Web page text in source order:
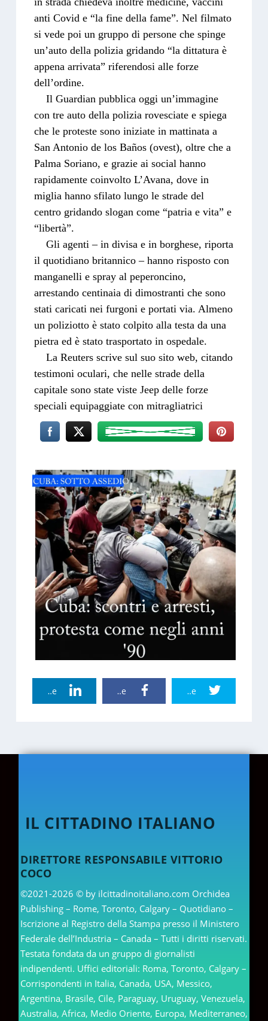
anti Covid e “la fine della fame”. Nel filmato
si vede poi un gruppo di persone che spinge
un’auto della polizia gridando “la dittatura è
appena arrivata” riferendosi alle forze
dell’ordine.
Il Guardian pubblica oggi un’immagine
con tre auto della polizia rovesciate e spiega
che le proteste sono iniziate in mattinata a
San Antonio de los Baños (ovest), oltre che a
Palma Soriano, e grazie ai social hanno
rapidamente coinvolto L’Avana, dove in
miglia hanno sfilato lungo le strade del
centro gridando slogan come “patria e vita” e
“libertà”.
Gli agenti – in divisa e in borghese, riporta
il quotidiano britannico – hanno risposto con
manganelli e spray al peperoncino,
arrestando centinaia di dimostranti che sono
stati caricati nei furgoni e portati via. Almeno
un poliziotto è stato colpito alla testa da una
pietra ed è stato trasportato in ospedale.
La Reuters scrive sul suo sito web, citando
testimoni oculari, che nelle strade della
capitale sono state viste Jeep delle forze
speciali equipaggiate con mitragliatrici
Twitter Share
Facebook Share
Linkedin Share
IL CITTADINO ITALIANO
DIRETTORE RESPONSABILE VITTORIO
COCO
©2021-2026 © by ilcittadinoitaliano.com Orchidea
Publishing – Rome, Toronto, Calgary – Quotidiano –
Iscrizione al Registro della Stampa presso il Ministero
Federale dell’Industria – Canada – Tutti i diritti riservati.
Testata fondata da un gruppo di giornalisti
indipendenti. Uffici editoriali: Roma, Toronto, Calgary –
Corrispondenti in Italia, Canada, USA, Messico,
Argentina, Brasile, Cile, Paraguay, Uruguay, Venezuela,
Australia, Africa, Medio Oriente, Europa, Mediterraneo,